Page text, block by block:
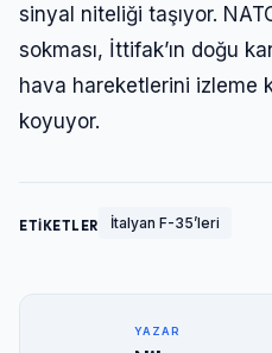
sinyal niteliği taşıyor.
sokması, İttifak’ın doğu
hava hareketlerini izleme
koyuyor.
ETİKETLER İtalyan F-35’leri
YAZAR